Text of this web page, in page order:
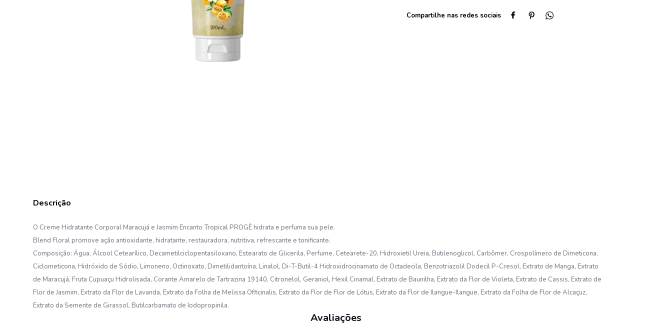
O Creme Hidratante Corporal Maracujá e Jasmim Encanto Tropical PROGÈ hidrata e perfuma sua pele.
Blend Floral promove ação antioxidante, hidratante, restauradora, nutritiva, refrescante e tonificante.
Composição: Água, Álcool Cetearílico, Decametilciclopentasiloxano, Estearato de Glicerila, Perfume, Cetearete-20, Hidroxietil Ureia, Butilenoglicol, Carbômer, Crospolímero de Dimeticona,
Ciclometicona, Hidróxido de Sódio, Limoneno, Octinoxato, Dimetilidantoína, Linalol, Di-T-Butil-4 Hidroxidrocinamato de Octadecila, Benzotriazolil Dodecil P-Cresol, Extrato de Manga, Extrato
de Maracujá, Fruta Cupuaçu Hidrolisada, Corante Amarelo de Tartrazina 19140, Citronelol, Geraniol, Hexil Cinamal, Extrato de Baunilha, Extrato da Flor de Violeta, Extrato de Cassis, Extrato de
Flor de Jasmim, Extrato da Flor de Lavanda, Extrato da Folha de Melissa Officinalis, Extrato da Flor de Flor de Lótus, Extrato da Flor de Ilangue-Ilangue, Extrato da Folha de Flor de Alcaçuz,
Extrato da Semente de Girassol, Butilcarbamato de Iodopropinila.
Avaliações